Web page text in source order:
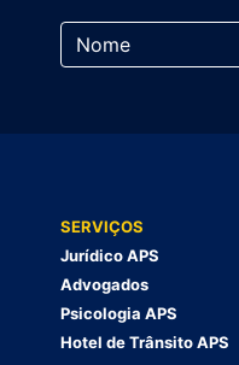
SERVIÇOS
Jurídico APS
Advogados
Psicologia APS
Hotel de Trânsito APS